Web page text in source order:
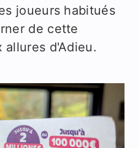
joueurs habitués
de cette
d'Adieu.